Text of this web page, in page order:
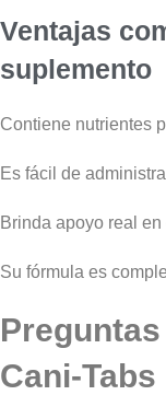
Ventajas
suplemento
Contiene nutrientes
Es fácil de
Brinda apoyo real
Su fórmula es
Cani-